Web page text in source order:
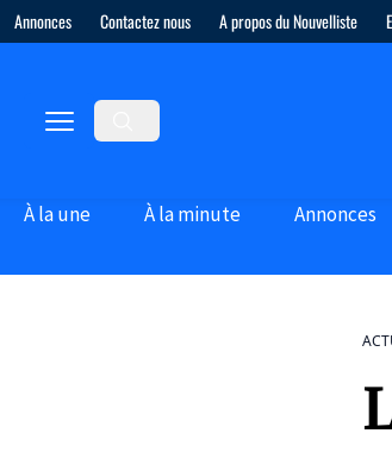
Annonces Contactez nous A propos du Nouvelliste
À la une À la minute Annonces